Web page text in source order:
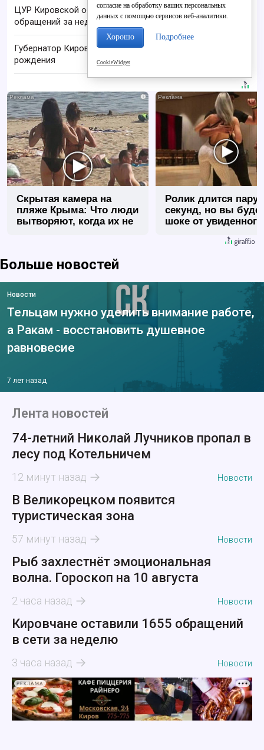
ЦУР Кировской области обработал 1655
обращений за неделю
Губернатор Кировской области празднует день
рождения
i
Скрытая камера на
пляже Крыма: Что люди
вытворяют, когда их не
Ролик длится пару
секунд, но вы
шоке от увиденного
Больше новостей
Новости
Тельцам нужно уделить внимание работе,
а Ракам - восстановить душевное
равновесие
7 лет назад
Лента новостей
74-летний Николай Лучников пропал в
лесу под Котельничем
12 минут назад Новости
В Великорецком появится
туристическая зона
57 минут назад Новости
Рыб захлестнёт эмоциональная
волна. Гороскоп на 10 августа
2 часа назад Новости
Кировчане оставили 1655 обращений
в сети за неделю
3 часа назад Новости
РЕКЛАМА
согласие на обработку ваших персональных
данных с помощью сервисов веб-аналитики.
Хорошо Подробнее
CookieWidget